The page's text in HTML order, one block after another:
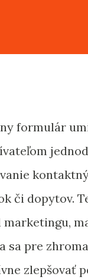
formulár
či dopytov.
sa pre
zlepšovať